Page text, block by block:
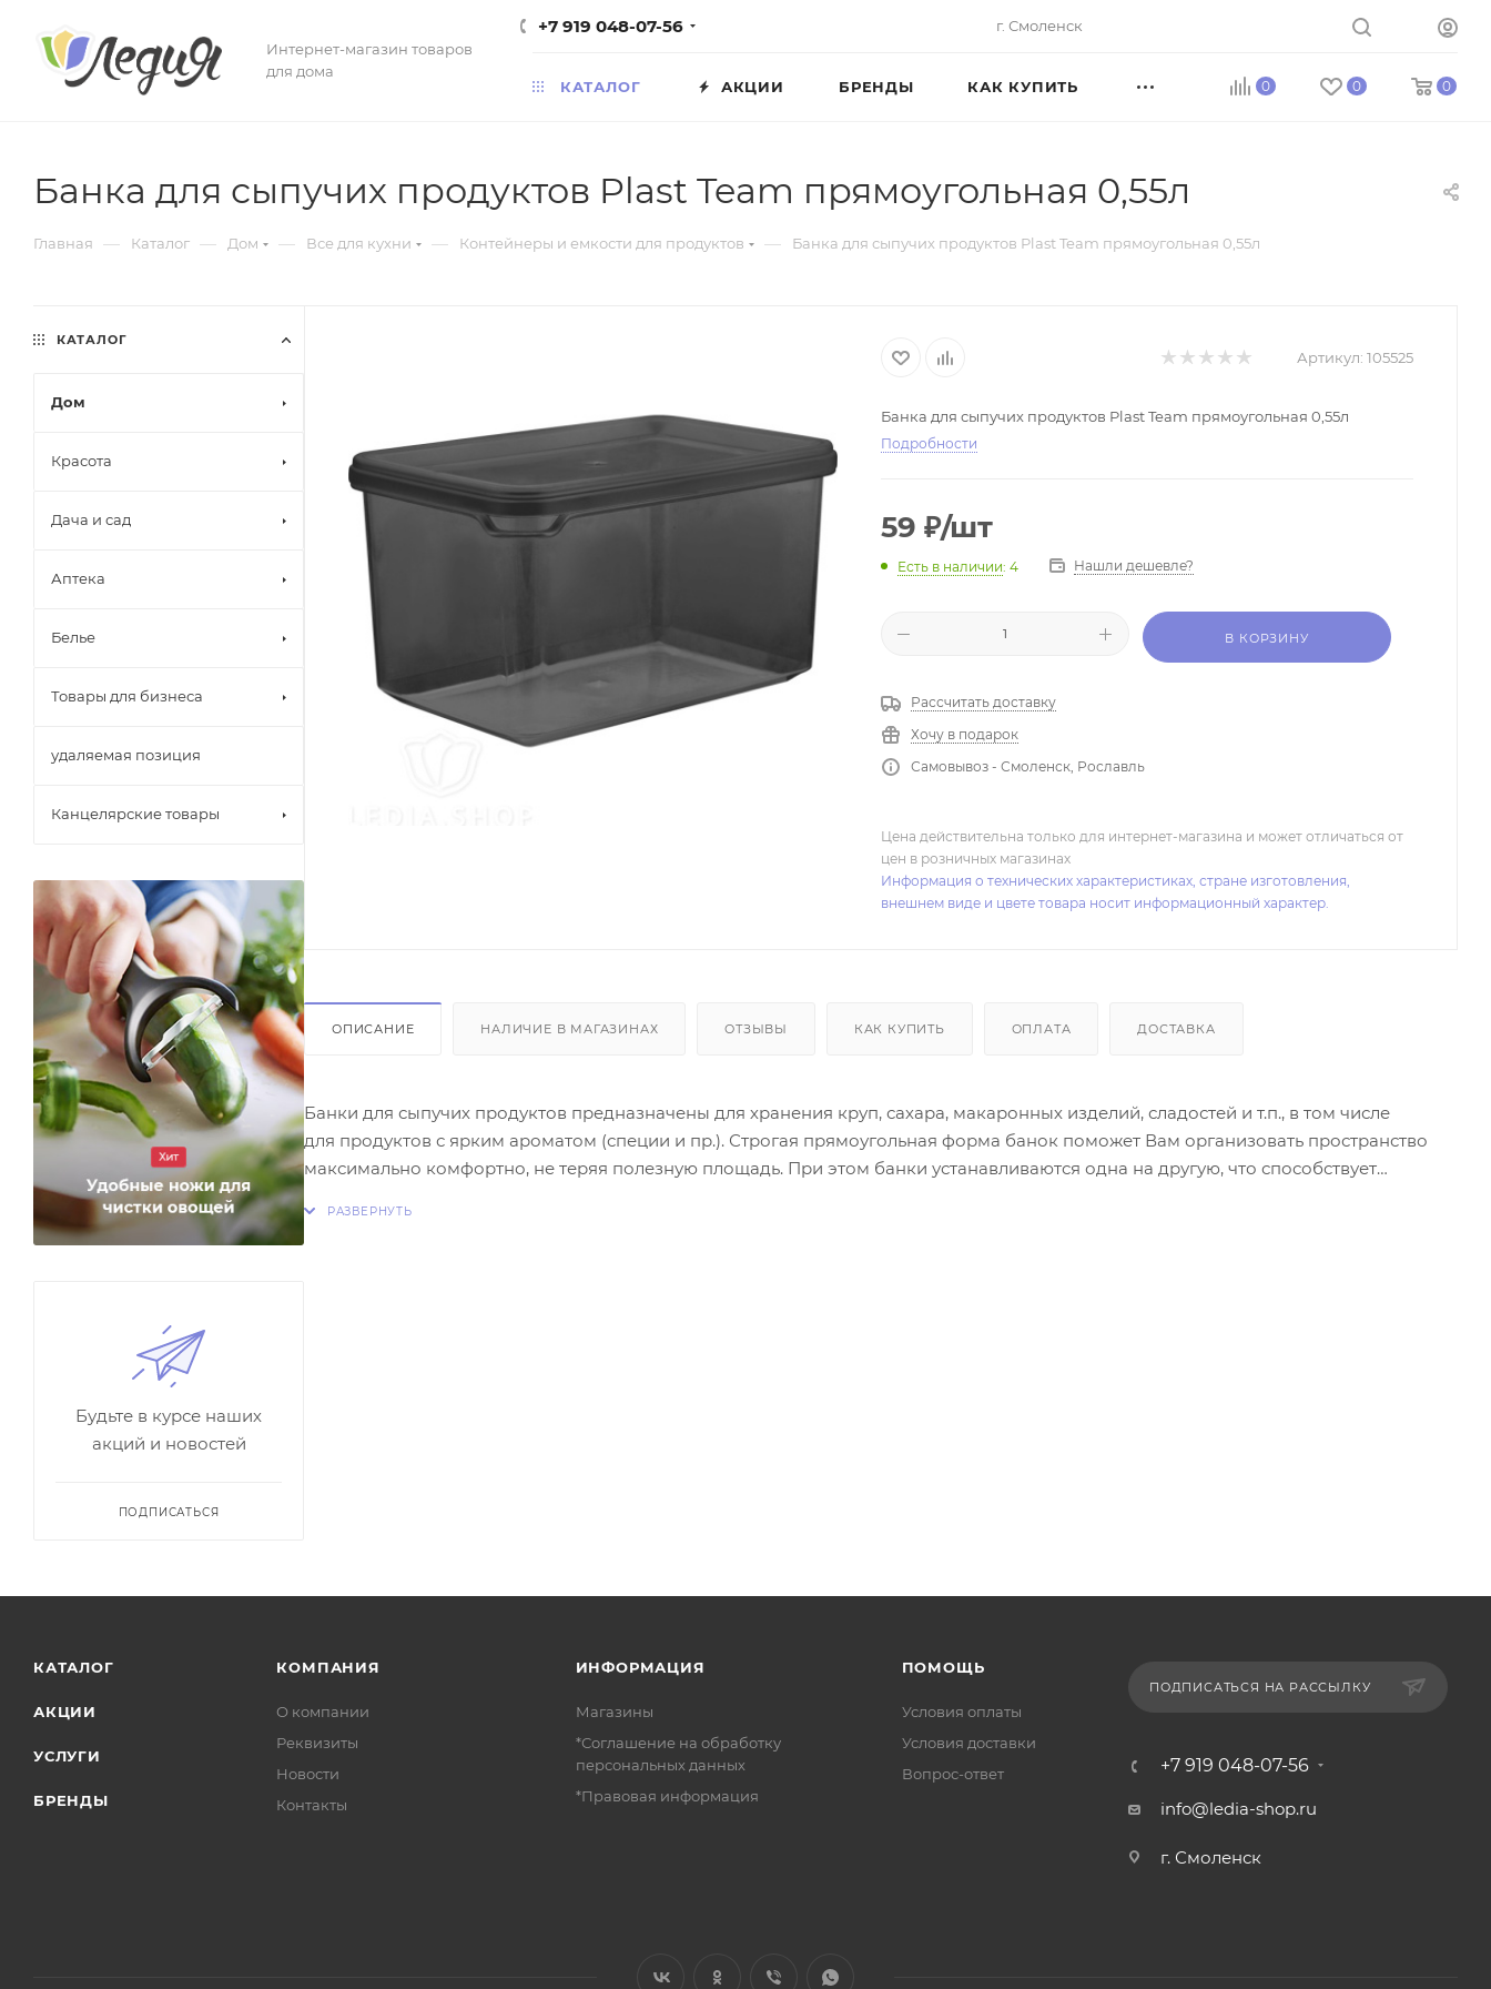
Интернет-магазин товаров
для дома
+7 919 048-07-56 г. Смоленск
0 0 0
КАТАЛОГ АКЦИИ БРЕНДЫ КАК КУПИТЬ
Банка для сыпучих продуктов Plast Team прямоугольная 0,55л
Главная — Каталог — Дом — Все для кухни — Контейнеры и емкости для продуктов — Банка для сыпучих продуктов Plast Team прямоугольная 0,55л
Артикул: 105525
Банка для сыпучих продуктов Plast Team прямоугольная 0,55л
Подробности
59 ₽/шт
Есть в наличии: 4 Нашли дешевле?
В КОРЗИНУ
Рассчитать доставку
Хочу в подарок
Самовывоз - Смоленск, Рославль
Цена действительна только для интернет-магазина и может отличаться от
цен в розничных магазинах
Информация о технических характеристиках, стране изготовления,
внешнем виде и цвете товара носит информационный характер.
ОПИСАНИЕ НАЛИЧИЕ В МАГАЗИНАХ ОТЗЫВЫ КАК КУПИТЬ ОПЛАТА ДОСТАВКА
Банки для сыпучих продуктов предназначены для хранения круп, сахара, макаронных изделий, сладостей и т.п., в том числе
для продуктов с ярким ароматом (специи и пр.). Строгая прямоугольная форма банок поможет Вам организовать пространство
максимально комфортно, не теряя полезную площадь. При этом банки устанавливаются одна на другую, что способствует
КАТАЛОГ
Дом
Красота
Дача и сад
Аптека
Белье
Товары для бизнеса
удаляемая позиция
Канцелярские товары
Будьте в курсе наших
акций и новостей
ПОДПИСАТЬСЯ
КАТАЛОГ
АКЦИИ
УСЛУГИ
БРЕНДЫ
КОМПАНИЯ
О компании
Реквизиты
Новости
Контакты
ИНФОРМАЦИЯ
Магазины
*Соглашение на обработку
персональных данных
*Правовая информация
ПОМОЩЬ
Условия оплаты
Условия доставки
Вопрос-ответ
ПОДПИСАТЬСЯ НА РАССЫЛКУ
+7 919 048-07-56
info@ledia-shop.ru
г. Смоленск